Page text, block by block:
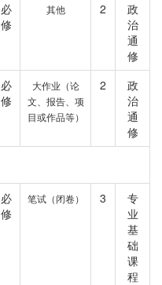
必
修
其他 2
政
治
通
修
必
修
大作业（论
文、报告、项
目或作品等）
2
政
治
通
修
必
修
笔试（闭卷） 3
专
业
基
础
课
程